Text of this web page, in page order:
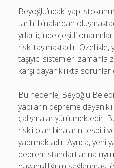
Beyoğlu’ndaki yapı
tarihi binalardan
yıllar içinde çeşitli
riski taşımaktadır. Özellikle,
taşıyıcı sistemleri zamanla
karşı dayanıklılıkta
Bu nedenle, Beyoğlu
yapıların depreme
çalışmalar yürütmektedir.
riskli olan binaların tespiti
yapılmaktadır. Ayrıca, yeni
deprem standartlarına